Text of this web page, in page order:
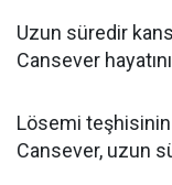
Uzun süredir
Cansever
Lösemi teşhisinin
Cansever, uzun